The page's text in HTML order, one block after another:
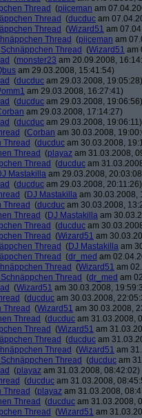
Thread (piiceman am
Thread (ducduc am
Thread (Wizard51 am
Thread (piiceman am
Thread (Wizard51 am
(monster23 am 20.09.2008,
am 29.03.2008, 15:41:54)
(ducduc am 29.03.2008, 19:05:28)
am 29.03.2008, 16:27:41)
(ducduc am 29.03.2008, 19:06:56)
am 29.03.2008, 17:14:27)
(ducduc am 29.03.2008, 19:06:11)
(Corban am 30.03.2008,
Thread (ducduc am 30.03.2008,
Thread (playaz am 31.03.2008,
Thread (ducduc am
Mastakilla am 29.03.2008,
(ducduc am 29.03.2008, 20:11:26)
(DJ Mastakilla am 30.03.2008,
Thread (ducduc am 30.03.2008,
Thread (DJ Mastakilla am
Thread (ducduc am
Thread (Wizard51 am
Thread (DJ Mastakilla am
Thread (dr_med am
Thread (Wizard51 am
Thread (dr_med am
(Wizard51 am 30.03.2008,
(ducduc am 30.03.2008,
Thread (Wizard51 am 30.03.2008,
Thread (ducduc am 31.03.2008,
Thread (Wizard51 am
Thread (ducduc am
Thread (Wizard51 am
Thread (ducduc am
(playaz am 31.03.2008, 08:42:02)
(ducduc am 31.03.2008,
Thread (playaz am 31.03.2008,
Thread (ducduc am 31.03.2008,
Thread (Wizard51 am